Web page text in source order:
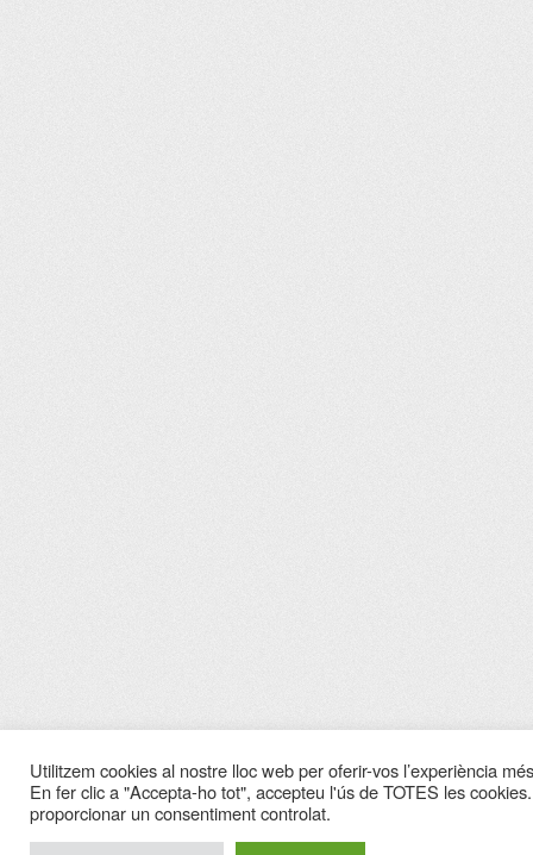
Utilitzem cookies al nostre lloc web per oferir-vos l’experiència
En fer clic a "Accepta-ho tot", accepteu l'ús de TOTES les
proporcionar un consentiment controlat.